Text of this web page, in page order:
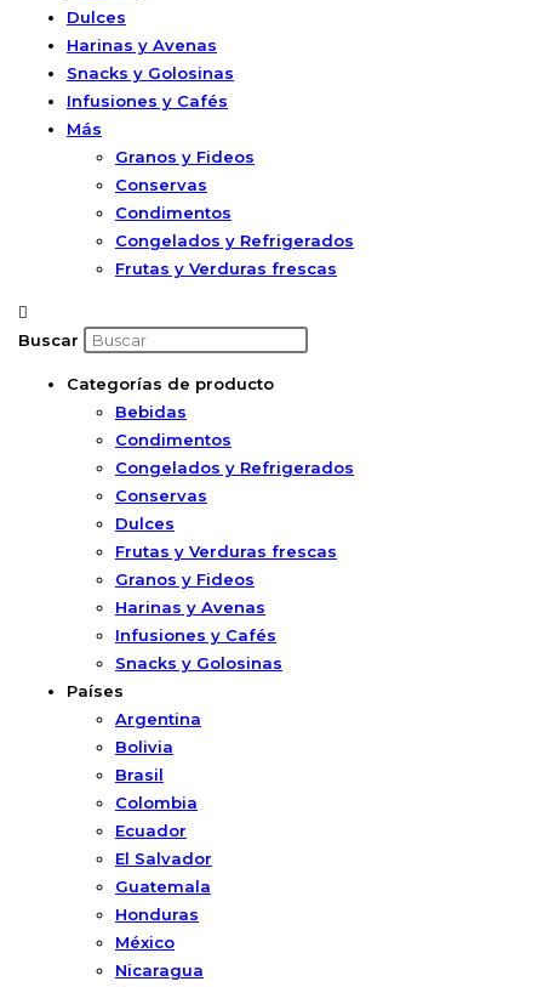
Dulces
Harinas y Avenas
Snacks y Golosinas
Infusiones y Cafés
Más
Granos y Fideos
Conservas
Condimentos
Congelados y Refrigerados
Frutas y Verduras frescas
Buscar
Categorías de producto
Bebidas
Condimentos
Congelados y Refrigerados
Conservas
Dulces
Frutas y Verduras frescas
Granos y Fideos
Harinas y Avenas
Infusiones y Cafés
Snacks y Golosinas
Países
Argentina
Bolivia
Brasil
Colombia
Ecuador
El Salvador
Guatemala
Honduras
México
Nicaragua